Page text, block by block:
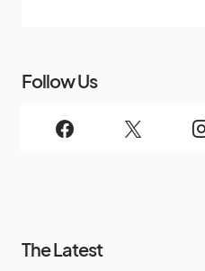
Follow Us
The Latest